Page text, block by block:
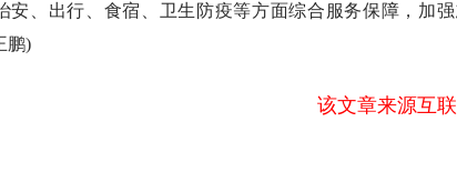
安、出行、食宿、卫生防疫等方面综合服务保障，加
鹏)
该文章来源互